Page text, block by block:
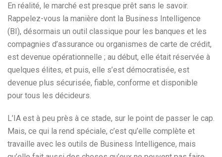
En réalité, le marché est presque prêt sans le savoir.
Rappelez-vous la manière dont la Business Intelligence
(BI), désormais un outil classique pour les banques et les
compagnies d’assurance ou organismes de carte de crédit,
est devenue opérationnelle ; au début, elle était réservée à
quelques élites, et puis, elle s’est démocratisée, est
devenue plus sécurisée, fiable, conforme et disponible
pour tous les décideurs.
L’IA est à peu près à ce stade, sur le point de passer le cap.
Mais, ce qui la rend spéciale, c’est qu’elle complète et
travaille avec les outils de Business Intelligence, mais